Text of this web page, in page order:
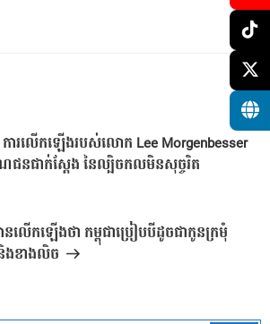
ារលើកឡើងរបស់លោក Lee Morgenbesser
ជនជាក់ស្តែង នៃល្បិចកលមិនសុច្ចរិត
លើកឡើងថា កម្ពុជាប្រៀបបីដូចជាកូនក្រមុំ
ងខាងលិច